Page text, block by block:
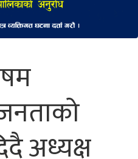
अध्यक्ष